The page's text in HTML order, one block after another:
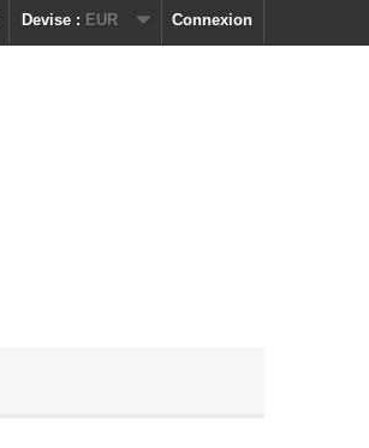
Connexion
Devise : EUR